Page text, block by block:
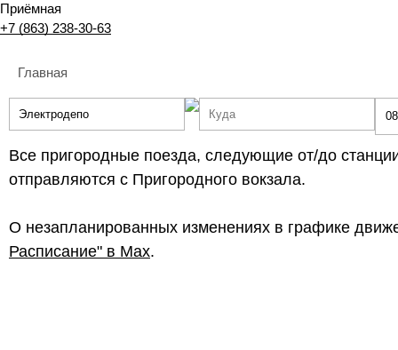
Приёмная
+7 (863) 238-30-63
Главная
Все пригородные поезда, следующие от/до
отправляются с Пригородного вокзала.
О незапланированных изменениях в графике
Расписание" в Max.